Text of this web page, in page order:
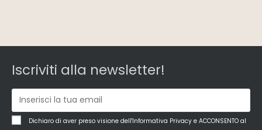
Iscriviti alla newsletter!
Dichiaro di aver preso visione dell'Informativa Privacy e ACCONSENTO al